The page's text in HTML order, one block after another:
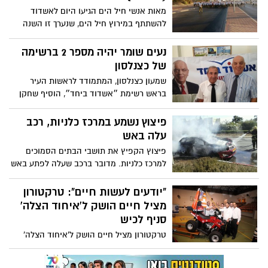
מאות אנשי חיל הים הגיעו היום לאשדוד
להשתתף במירוץ חיל הים, שנערך זו השנה
השניה. המירוץ הוא לאורך חופי ישראל,
עליהם מגן חיל הים. אנשי החיל רצים לאורך
של יותר ממאה קילומטר. צפו בתמונות
מההזנקה באשדוד
נעים שומר יהיה מספר 2 ברשימה
של כצנלסון
שמעון כצנלסון, המתמודד לראשות העיר
בראש רשימת ״אשדוד ביחד״, הוסיף שחקן
רכש ותיק ומנוסה לכוחותיו - עו״ד נעים שומר.
פיצוץ נשמע במרכז כלניות, רכב
עלה באש
פיצוץ הקפיץ את תושבי הבתים הסמוכים
למרכז כלניות. מדובר ברכב שעלה לפתע באש
ובמשטרה בודקים ברגעים אלו את סיבת
האירוע. כוחות הצלה ובטחון הוזנקו למקום.
בעלי הרכב נמלטו בזמן. אין נפגעים. אשדוד
נט יעלה פרטים נוספים בהמשך.
"יודעים לעשות חיים": טרקטורון
מציל חיים הושק ל'איחוד הצלה'
סניף לכיש
טרקטורון מציל חיים הושק ל'איחוד הצלה'
סניף לכיש - הטקס נערך ביום שני במושב בני
דרום. צוותי 'איחוד הצלה' סניף לכיש,